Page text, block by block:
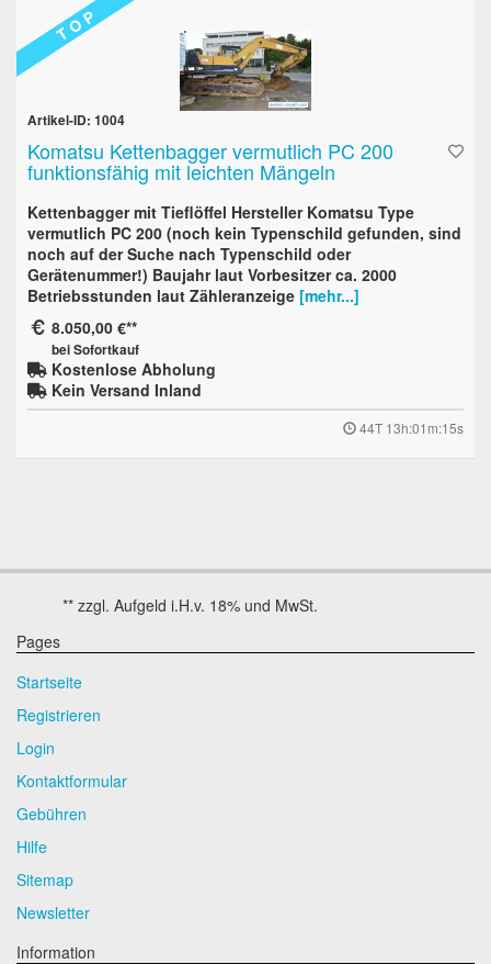
T O P
Artikel-ID: 1004
Komatsu Kettenbagger vermutlich PC 200
funktionsfähig mit leichten Mängeln
Kettenbagger mit Tieflöffel Hersteller Komatsu Type
vermutlich PC 200 (noch kein Typenschild gefunden, sind
noch auf der Suche nach Typenschild oder
Gerätenummer!) Baujahr laut Vorbesitzer ca. 2000
Betriebsstunden laut Zähleranzeige [mehr...]
8.050,00 €
bei Sofortkauf
Kostenlose Abholung
Kein Versand Inland
44T 13h:01m:14s
Pages
Startseite
Registrieren
Login
Kontaktformular
Gebühren
Hilfe
Sitemap
Newsletter
Information